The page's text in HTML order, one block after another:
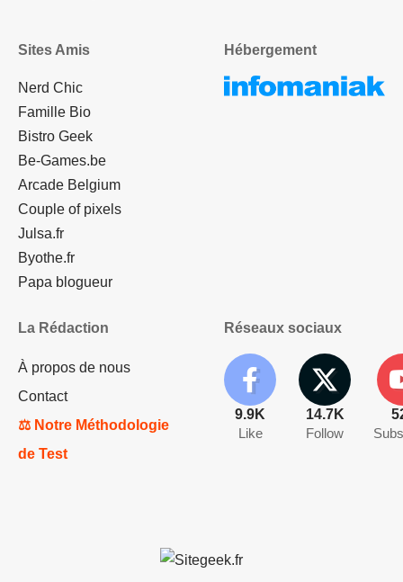
Sites Amis
Nerd Chic
Famille Bio
Bistro Geek
Be-Games.be
Arcade Belgium
Couple of pixels
Julsa.fr
Byothe.fr
Papa blogueur
Hébergement
La Rédaction
À propos de nous
Contact
⚖️ Notre Méthodologie
de Test
Réseaux sociaux
9.9K
Like
14.7K
Follow